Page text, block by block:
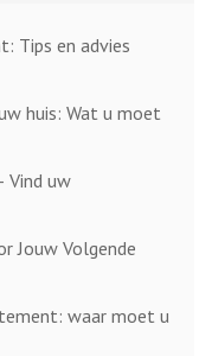
Tips en advies
huis: Wat u moet
Vind uw
Jouw Volgende
waar moet u